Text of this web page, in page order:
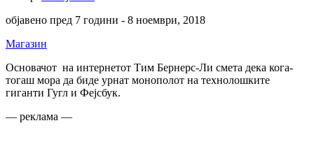
објавено пред 7 години - 8 ноември, 2018
Магазин
Основачот на интернетот Тим Бернерс-Ли смета дека кога-
тогаш мора да биде урнат монополот на технолошките
гиганти Гугл и Фејсбук.
— реклама —